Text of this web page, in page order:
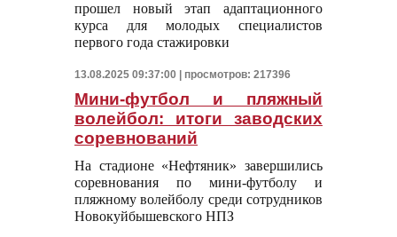
прошел новый этап адаптационного
курса для молодых специалистов
первого года стажировки
13.08.2025 09:37:00 | просмотров: 217396
Мини-футбол и пляжный
волейбол: итоги заводских
соревнований
На стадионе «Нефтяник» завершились
соревнования по мини-футболу и
пляжному волейболу среди сотрудников
Новокуйбышевского НПЗ